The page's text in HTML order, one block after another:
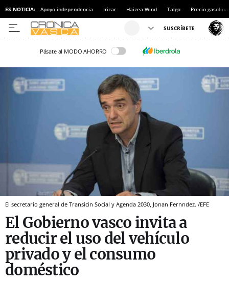
ES NOTICIA: Apoyo independencia Irizar Haizea Wind Talgo Precio gasolina
Pásate al MODO AHORRO
El secretario general de Transicin Social y Agenda 2030, Jonan Fernndez. /EFE
El Gobierno vasco invita a
reducir el uso del vehículo
privado y el consumo
doméstico